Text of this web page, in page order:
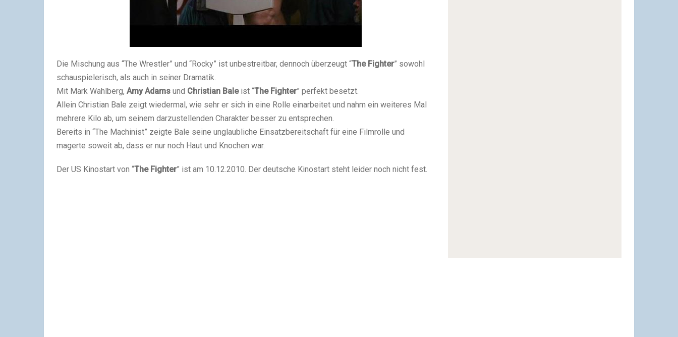
Die Mischung aus “The Wrestler” und “Rocky” ist unbestreitbar, dennoch überzeugt “The Fighter” sowohl
schauspielerisch, als auch in seiner Dramatik.
Mit Mark Wahlberg, Amy Adams und Christian Baleist “The Fighter” perfekt besetzt.
Allein Christian Bale zeigt wiedermal, wie sehr er sich in eine Rolle einarbeitet und nahm ein weiteres Mal
mehrere Kilo ab, um seinem darzustellenden Charakter besser zu entsprechen.
Bereits in “The Machinist” zeigte Bale seine unglaubliche Einsatzbereitschaft für eine Filmrolle und
magerte soweit ab, dass er nur noch Haut und Knochen war.
Der US Kinostart von “The Fighter” ist am 10.12.2010. Der deutsche Kinostart steht leider noch nicht fest.